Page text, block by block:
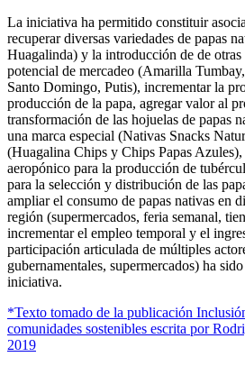
La iniciativa ha permitido constituir
recuperar diversas variedades de papas
Huagalinda) y la introducción de de otras
potencial de mercadeo (Amarilla
Santo Domingo, Putis), incrementar la
producción de la papa, agregar valor al
transformación de las hojuelas de papas
una marca especial (Nativas Snacks
(Huagalina Chips y Chips Papas
aeropónico para la producción de
para la selección y distribución de las
ampliar el consumo de papas nativas en
región (supermercados, feria semanal,
incrementar el empleo temporal y el
participación articulada de múltiples
gubernamentales, supermercados) ha
iniciativa.
*Texto tomado de la publicación
comunidades sostenibles escrita por
2019